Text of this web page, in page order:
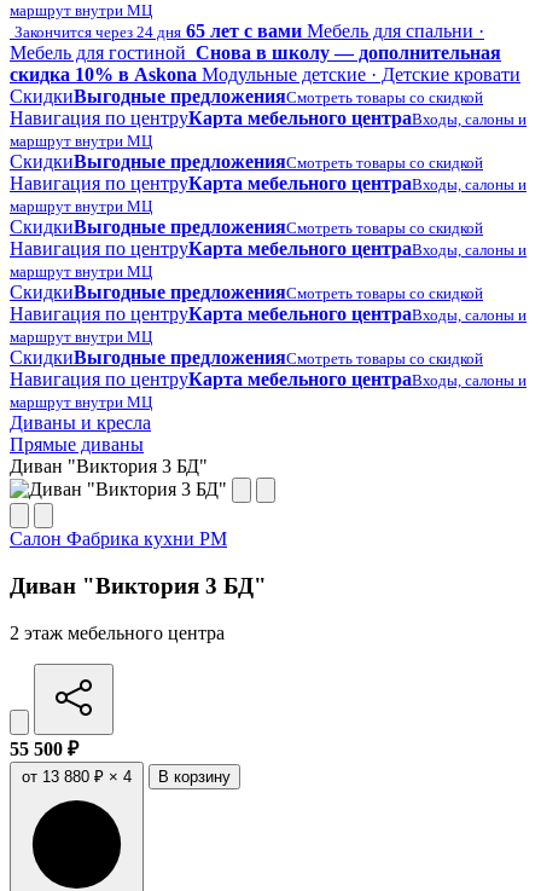
маршрут внутри МЦ
Закончится через 24 дня 65 лет с вами Мебель для спальни ·
Мебель для гостиной Снова в школу — дополнительная
скидка 10% в Askona Модульные детские · Детские кровати
СкидкиВыгодные предложенияСмотреть товары со скидкой
Навигация по центруКарта мебельного центраВходы, салоны и
маршрут внутри МЦ
СкидкиВыгодные предложенияСмотреть товары со скидкой
Навигация по центруКарта мебельного центраВходы, салоны и
маршрут внутри МЦ
СкидкиВыгодные предложенияСмотреть товары со скидкой
Навигация по центруКарта мебельного центраВходы, салоны и
маршрут внутри МЦ
СкидкиВыгодные предложенияСмотреть товары со скидкой
Навигация по центруКарта мебельного центраВходы, салоны и
маршрут внутри МЦ
СкидкиВыгодные предложенияСмотреть товары со скидкой
Навигация по центруКарта мебельного центраВходы, салоны и
маршрут внутри МЦ
Диваны и кресла
Прямые диваны
Диван "Виктория 3 БД"
Салон Фабрика кухни РМ
Диван "Виктория 3 БД"
2 этаж мебельного центра
55 500 ₽
от 13 880 ₽ × 4 В корзину